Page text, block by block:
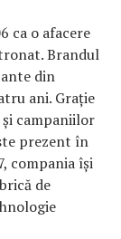
ca o afacere
Brandul
din
ani. Grație
campaniilor
prezent în
compania își
de